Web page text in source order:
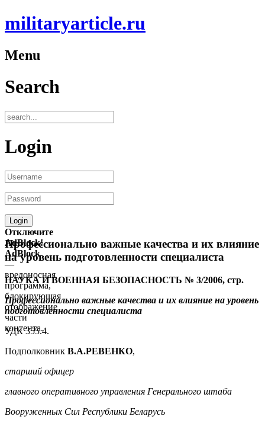
militaryarticle.ru
Menu
Search
Login
Отключите
AdBlock!
AdBlock
—
вредоносная
программа,
блокирующая
отображение
части
контента.
Профессионально важные качества и их влияние
на уровень подготовленности специалиста
НАУКА И ВОЕННАЯ БЕЗОПАСНОСТЬ № 3/2006, стр.
Профессионально важные качества и их влияние на уровень
подготовленности специалиста
УДК 355.4.
Подполковник В.А.РЕВЕНКО,
старший офицер
главного оперативного управления Генерального штаба
Вооруженных Сил Республики Беларусь